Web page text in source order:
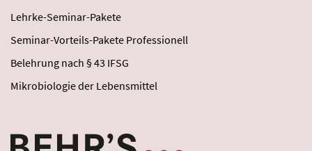
Lehrke-Seminar-Pakete
Seminar-Vorteils-Pakete Professionell
Belehrung nach § 43 IFSG
Mikrobiologie der Lebensmittel